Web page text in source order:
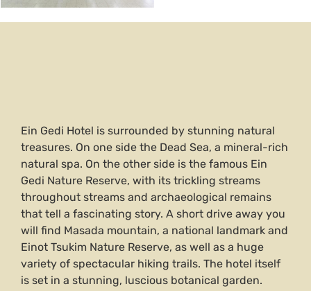
Ein Gedi Hotel is surrounded by stunning natural
treasures. On one side the Dead Sea, a mineral-rich
natural spa. On the other side is the famous Ein
Gedi Nature Reserve, with its trickling streams
throughout streams and archaeological remains
that tell a fascinating story. A short drive away you
will find Masada mountain, a national landmark and
Einot Tsukim Nature Reserve, as well as a huge
variety of spectacular hiking trails. The hotel itself
is set in a stunning, luscious botanical garden.